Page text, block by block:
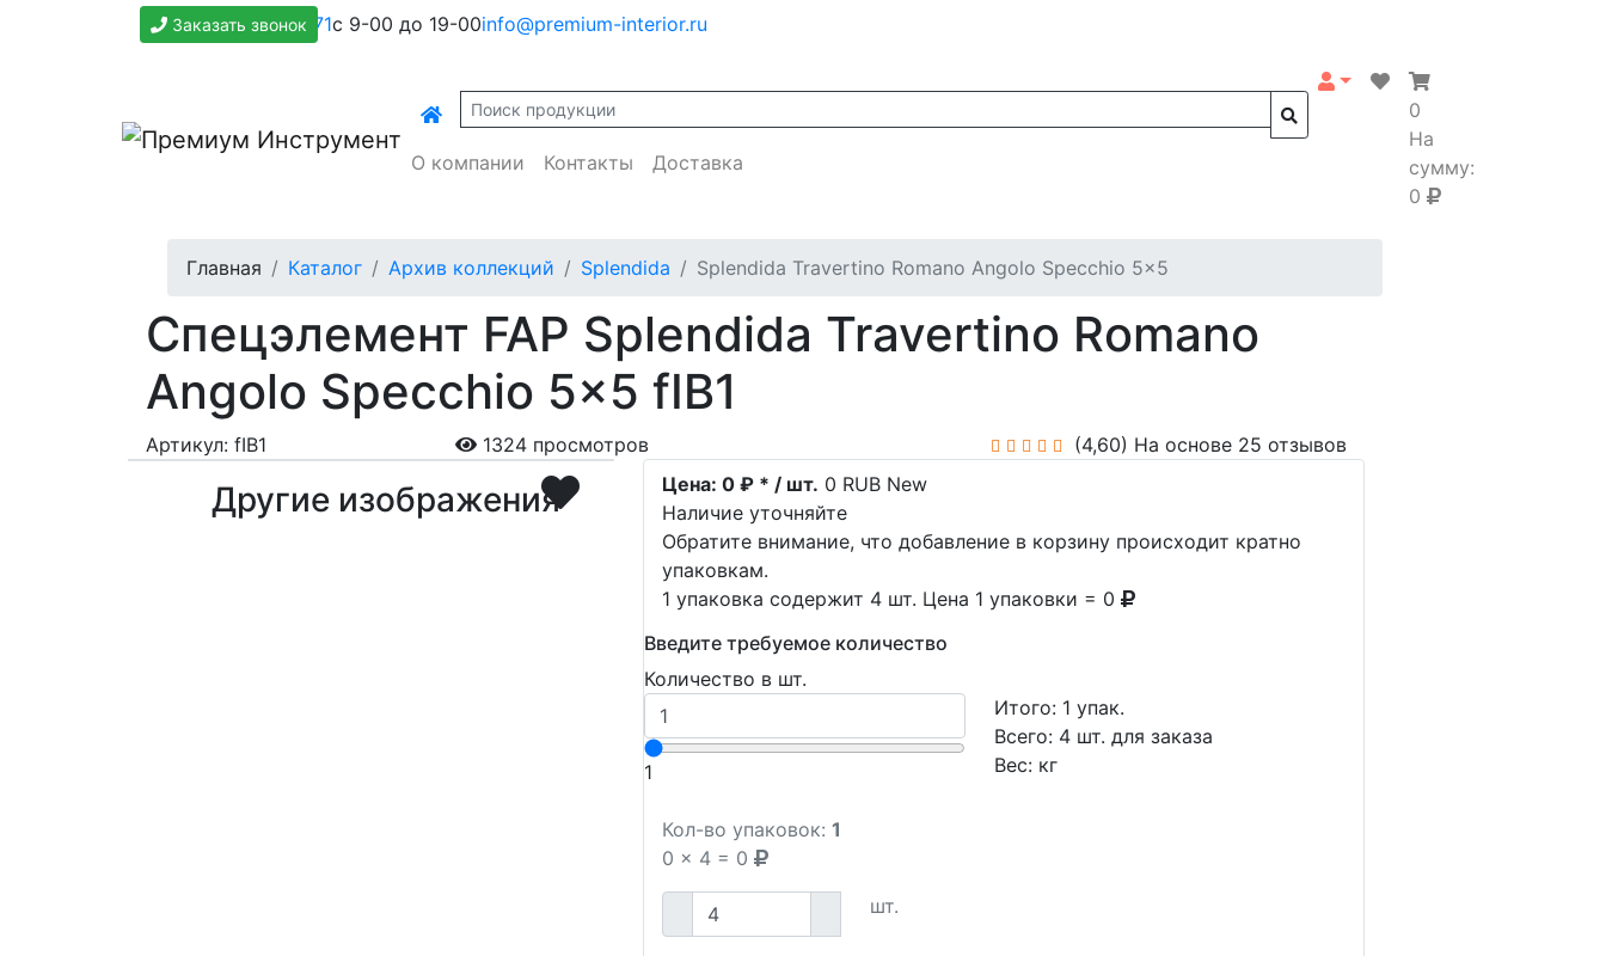
+7(800)500-1271с 9-00 до 19-00info@premium-interior.ru
Заказать звонок
О компании Контакты Доставка
0
На
сумму:
0
Главная Каталог Архив коллекций Splendida Splendida Travertino Romano Angolo Specchio 5x5
Спецэлемент FAP Splendida Travertino Romano
Angolo Specchio 5x5 fIB1
Артикул: fIB1 1324 просмотров (4,60) На основе 25 отзывов
Другие изображения Цена: 0 ₽ * / шт. 0 RUB New
Наличие уточняйте
Обратите внимание, что добавление в корзину происходит кратно
упаковкам.
1 упаковка содержит 4 шт. Цена 1 упаковки = 0
Введите требуемое количество
Количество в шт.
1
Итого: 1 упак.
Всего: 4 шт. для заказа
Вес: кг
Кол-во упаковок: 1
0 x 4 = 0
шт.